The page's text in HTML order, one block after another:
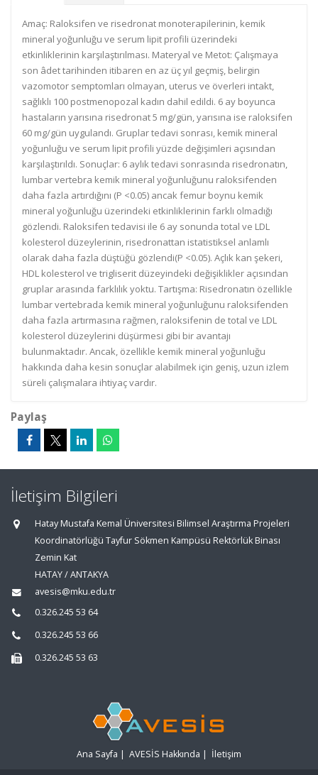
Amaç: Raloksifen ve risedronat monoterapilerinin, kemik
mineral yoğunluğu ve serum lipit profili üzerindeki
etkinliklerinin karşılaştırılması. Materyal ve Metot: Çalışmaya
son âdet tarihinden itibaren en az üç yıl geçmiş, belirgin
vazomotor semptomları olmayan, uterus ve överleri intakt,
sağlıklı 100 postmenopozal kadın dahil edildi. 6 ay boyunca
hastaların yarısına risedronat 5 mg/gün, yarısına ise raloksifen
60 mg/gün uygulandı. Gruplar tedavi sonrası, kemik mineral
yoğunluğu ve serum lipit profili yüzde değişimleri açısından
karşılaştırıldı. Sonuçlar: 6 aylık tedavi sonrasında risedronatın,
lumbar vertebra kemik mineral yoğunluğunu raloksifenden
daha fazla artırdığını (P <0.05) ancak femur boynu kemik
mineral yoğunluğu üzerindeki etkinliklerinin farklı olmadığı
gözlendi. Raloksifen tedavisi ile 6 ay sonunda total ve LDL
kolesterol düzeylerinin, risedronattan istatistiksel anlamlı
olarak daha fazla düştüğü gözlendi(P <0.05). Açlık kan şekeri,
HDL kolesterol ve trigliserit düzeyindeki değişiklikler açısından
gruplar arasında farklılık yoktu. Tartışma: Risedronatın özellikle
lumbar vertebrada kemik mineral yoğunluğunu raloksifenden
daha fazla artırmasına rağmen, raloksifenin de total ve LDL
kolesterol düzeylerini düşürmesi gibi bir avantajı
bulunmaktadır. Ancak, özellikle kemik mineral yoğunluğu
hakkında daha kesin sonuçlar alabilmek için geniş, uzun izlem
süreli çalışmalara ihtiyaç vardır.
Paylaş
İletişim Bilgileri
Hatay Mustafa Kemal Üniversitesi Bilimsel Araştırma Projeleri
Koordinatörlüğü Tayfur Sökmen Kampüsü Rektörlük Binası
Zemin Kat
HATAY / ANTAKYA
avesis@mku.edu.tr
0.326.245 53 64
0.326.245 53 66
0.326.245 53 63
Ana Sayfa | AVESİS Hakkında | İletişim